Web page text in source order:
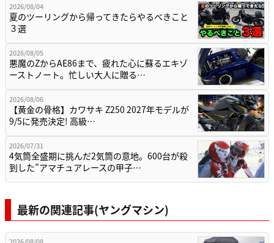
2026/08/04
夏のツーリングから帰ってきたらやるべきこと
３選
2026/08/05
悪魔のZからAE86まで、疲れた心に蘇るエキゾ
ーストノート。忙しい大人に贈る…
2026/08/06
【黄金の骨格】カワサキ Z250 2027年モデルが
9/5に発売決定! 高級…
2026/07/31
4気筒全盛期に挑んだ2気筒の意地。600台が殺
到した”アマチュアレースの甲子…
最新の関連記事(ヤングマシン)